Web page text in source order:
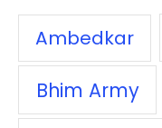
Ambedkar
Bhim Army